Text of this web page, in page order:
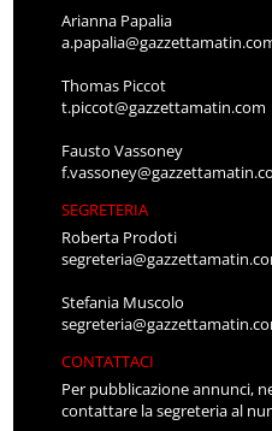
Arianna Papalia
Thomas Piccot
t.piccot@gazzettamatin.com
Fausto Vassoney
SEGRETERIA
Roberta Prodoti
Stefania Muscolo
CONTATTACI
Per pubblicazione annunci,
contattare la segreteria al